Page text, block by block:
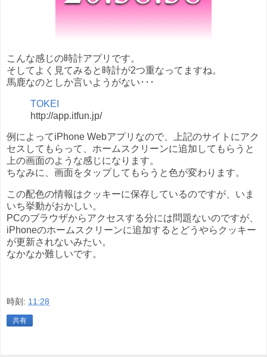
こんな感じの時計アプリです。
そしてよく見てみると時計が2つ重なってますね。
馬鹿なのとしか言いようがない･･･
TOKEI
http://app.itfun.jp/
例によってiPhone Webアプリなので、上記のサイトにアク
セスしてもらって、ホームスクリーンに追加してもらうと
上の画面のような感じになります。
ちなみに、画面をタップしてもらうと色が変わります。
この配色の情報はクッキーに保存しているのですが、いま
いち挙動がおかしい。
PCのブラウザからアクセスする分には問題ないのですが、
iPhoneのホームスクリーンに追加するとどうやらクッキー
が更新されないみたい。
なかなか難しいです。
時刻: 11:28
共有